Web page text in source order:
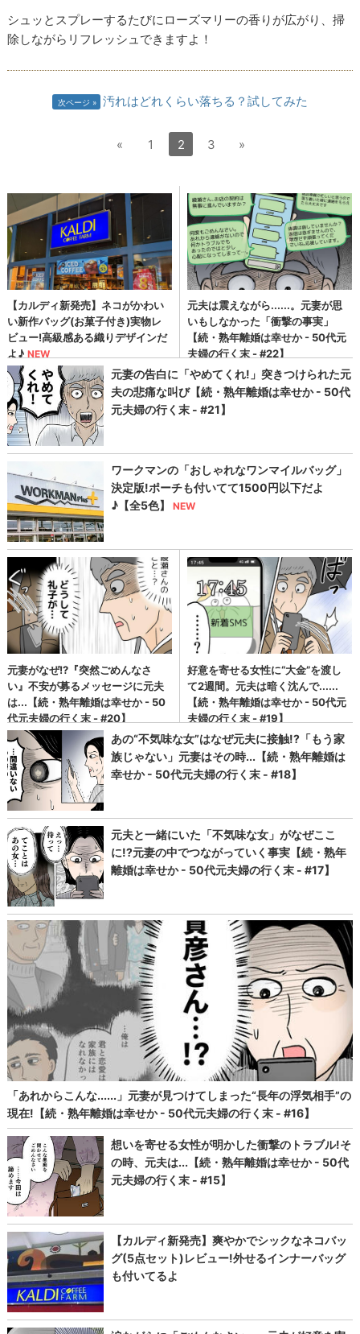
シュッとスプレーするたびにローズマリーの香りが広がり、掃
除しながらリフレッシュできますよ！
次ページ 汚れはどれくらい落ちる？試してみた
« 1 2 3 »